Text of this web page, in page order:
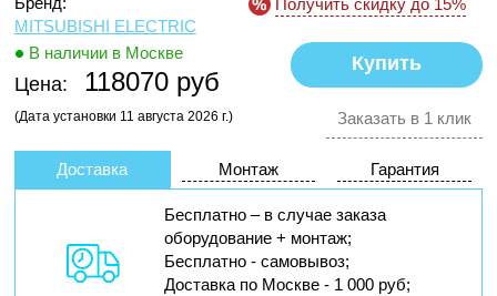
MITSUBISHI ELECTRIC
В наличии в Москве
Цена: 118070 руб
(Дата установки 11 августа 2026 г.)
Получить скидку до 15%
Заказать в 1 клик
Доставка Монтаж Гарантия
Бесплатно – в случае заказа
оборудование + монтаж;
Бесплатно - самовывоз;
Доставка по Москве - 1 000 руб;